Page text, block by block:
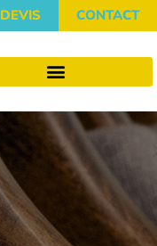
DEVIS CONTACT